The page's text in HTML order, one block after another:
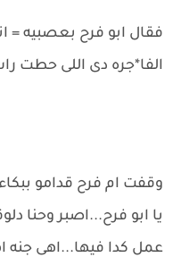
فقال ابو فرح بعصبيه
الفا*جره دى اللى حطت
وقفت ام فرح قدامو ببكاء
يا ابو فرح...اصبر وحنا
عمل كدا فيها...اهى جنه